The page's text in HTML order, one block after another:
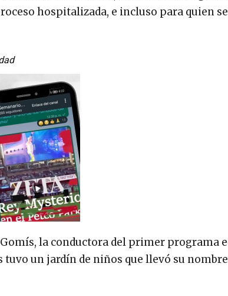
hospitalizada, e incluso para quien
la conductora del primer programa
un jardín de niños que llevó su